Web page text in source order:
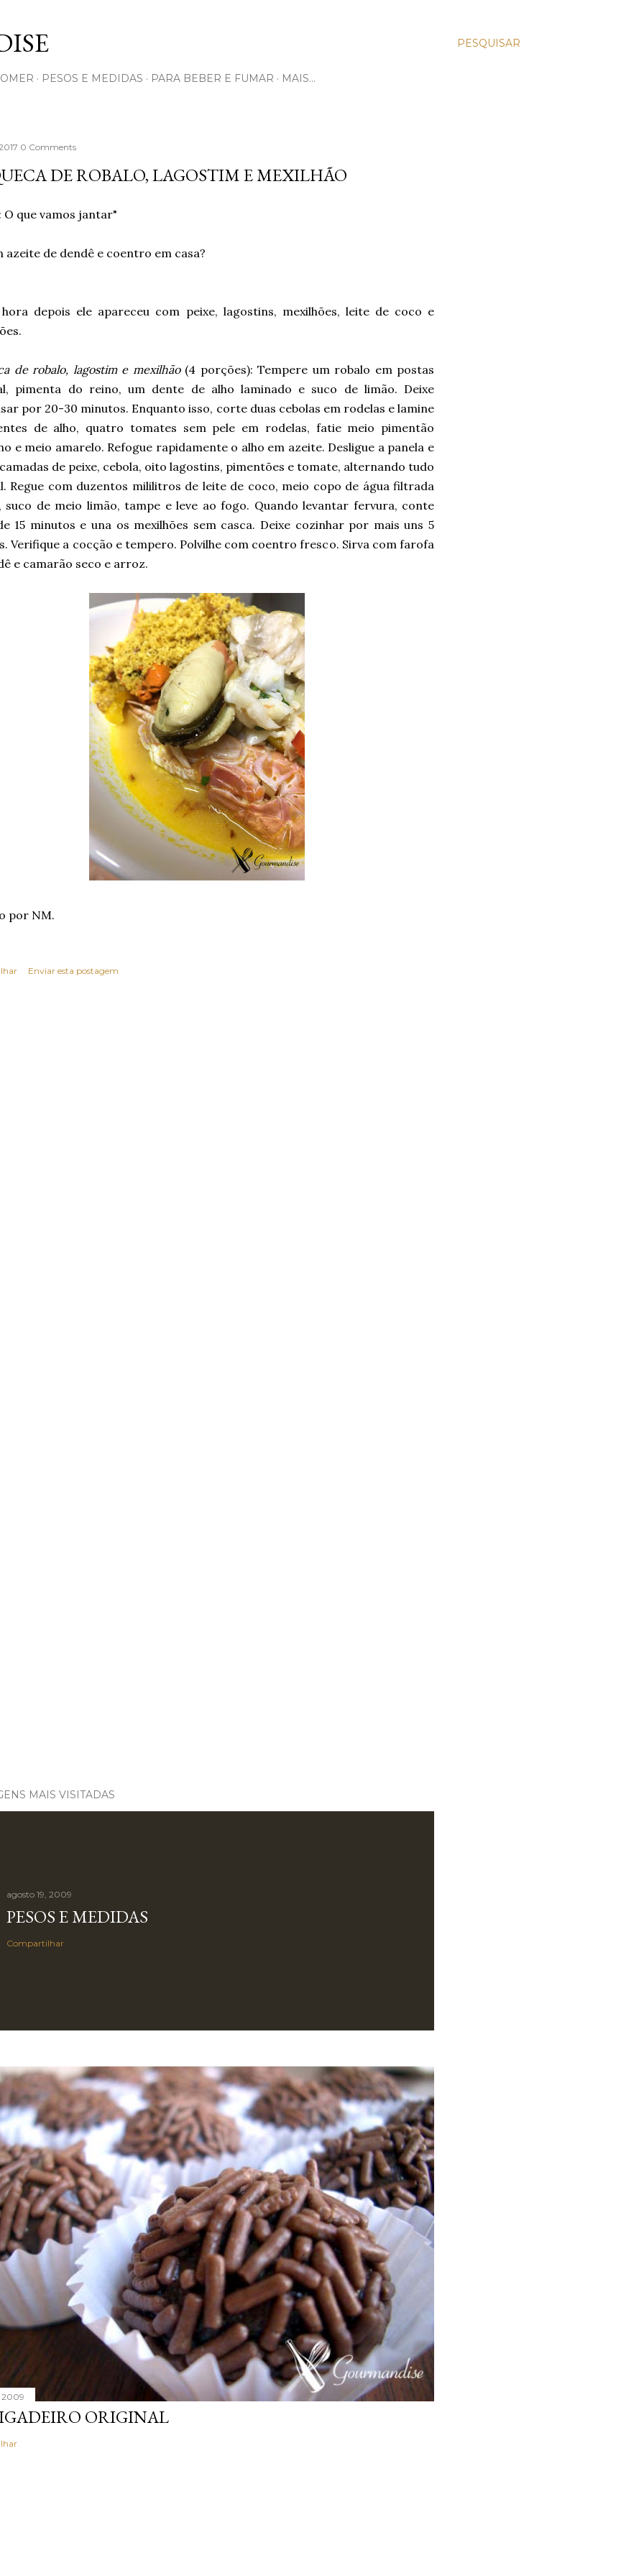
PESQUISAR
PESOS E MEDIDAS PARA BEBER E FUMAR MAIS…
0 Comments
DE ROBALO, LAGOSTIM E MEXILHÃO
O que vamos jantar"
azeite de dendê e coentro em casa?
depois ele apareceu com peixe, lagostins, mexilhões, leite de coco e
de robalo, lagostim e mexilhão(4 porções): Tempere um robalo em postas
pimenta do reino, um dente de alho laminado e suco de limão. Deixe
por 20-30 minutos. Enquanto isso, corte duas cebolas em rodelas e lamine
de alho, quatro tomates sem pele em rodelas, fatie meio pimentão
e meio amarelo. Refogue rapidamente o alho em azeite. Desligue a panela e
de peixe, cebola, oito lagostins, pimentões e tomate, alternando tudo
Regue com duzentos mililitros de leite de coco, meio copo de água filtrada
suco de meio limão, tampe e leve ao fogo. Quando levantar fervura, conte
15 minutos e una os mexilhões sem casca. Deixe cozinhar por mais uns 5
Verifique a cocção e tempero. Polvilhe com coentro fresco. Sirva com farofa
e camarão seco e arroz.
por NM.
Enviar esta postagem
MAIS VISITADAS
agosto 19, 2009
PESOS E MEDIDAS
Compartilhar
2009
ORIGINAL